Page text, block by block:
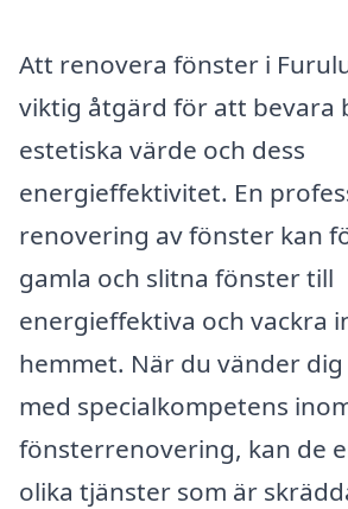
Att renovera fönster i
viktig åtgärd för att bevara
estetiska värde och dess
energieffektivitet. En
renovering av fönster kan
gamla och slitna fönster till
energieffektiva och vackra
hemmet. När du vänder
med specialkompetens
fönsterrenovering, kan de
olika tjänster som är